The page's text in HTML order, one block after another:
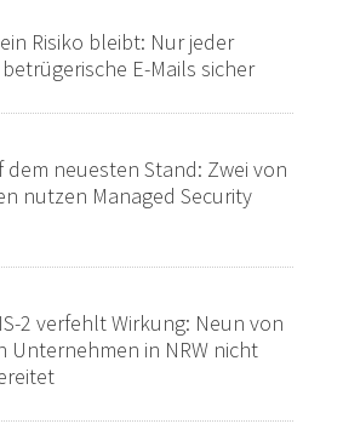
Risiko bleibt: Nur jeder
E-Mails sicher
dem neuesten Stand: Zwei von
nutzen Managed Security
2 verfehlt Wirkung: Neun von
Unternehmen in NRW nicht